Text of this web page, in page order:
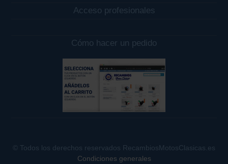
Acceso profesionales
Cómo hacer un pedido
© Todos los derechos reservados RecambiosMotosClasicas.es
Condiciones generales